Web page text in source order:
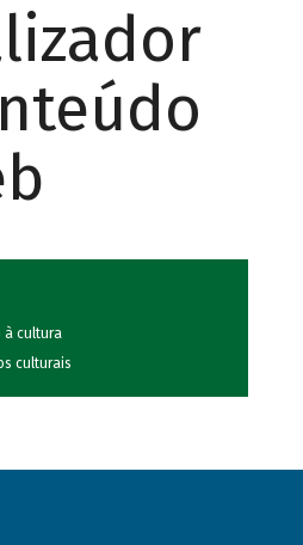
à cultura
culturais